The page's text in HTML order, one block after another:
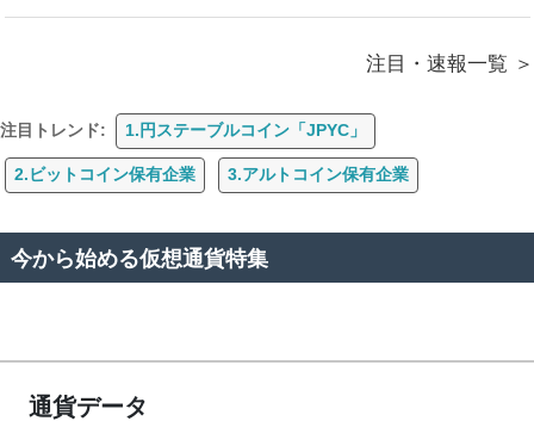
注目・速報一覧
注目トレンド: 1.円ステーブルコイン「JPYC」
2.ビットコイン保有企業 3.アルトコイン保有企業
今から始める仮想通貨特集
通貨データ